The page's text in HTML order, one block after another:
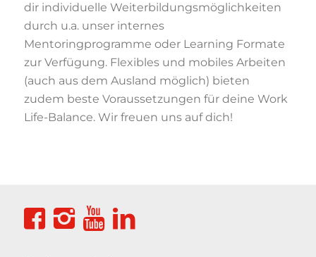
dir individuelle Weiterbildungsmöglichkeiten
durch u.a. unser internes
Mentoringprogramme oder Learning Formate
zur Verfügung. Flexibles und mobiles Arbeiten
(auch aus dem Ausland möglich) bieten
zudem beste Voraussetzungen für deine Work
Life-Balance. Wir freuen uns auf dich!